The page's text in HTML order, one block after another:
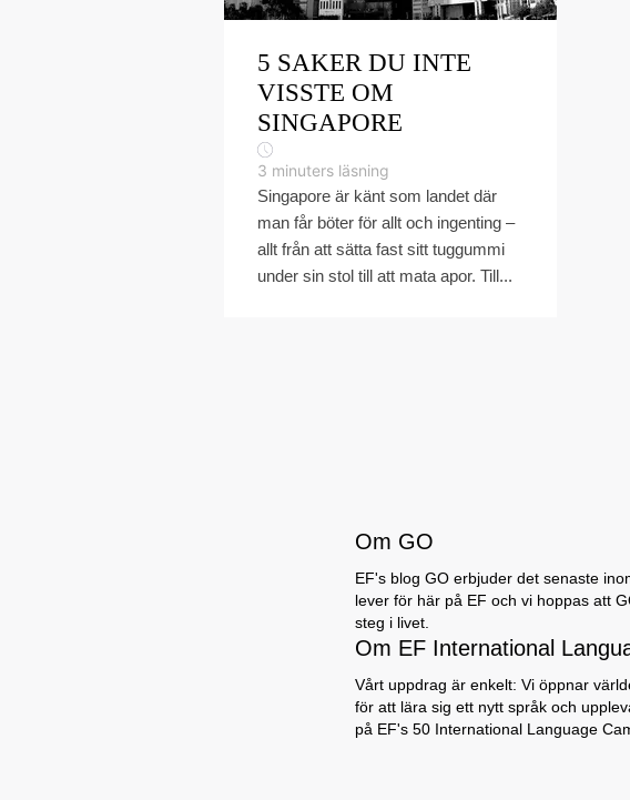
5 SAKER DU INTE
VISSTE OM
SINGAPORE
3 minuters läsning
Singapore är känt som landet där
man får böter för allt och ingenting –
allt från att sätta fast sitt tuggummi
under sin stol till att mata apor. Till...
Om GO
EF's blog GO erbjuder det senaste
lever för här på EF och vi hoppas att
steg i livet.
Om EF International
Vårt uppdrag är enkelt: Vi öppnar
för att lära sig ett nytt språk och
på EF's 50 International Language